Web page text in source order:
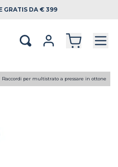
GRATIS DA € 399
Raccordi per multistrato a pressare in ottone